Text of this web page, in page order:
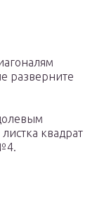
разверните
квадрат